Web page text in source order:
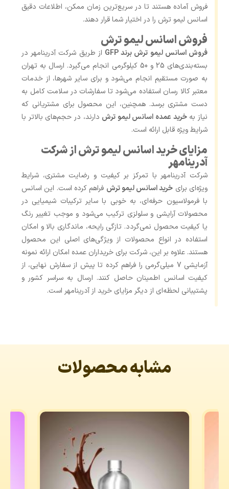
فروش آماده هستند تا در سریع‌ترین زمان ممکن، اطلاعات دقیق
اسانس لیمو ترش را در اختیار شما قرار دهند.
فروش اسانس لیمو ترش
فروش اسانس لیمو ترش برند GFP
از طریق شرکت آدرینامهر در
بسته‌بندی‌های 25 و 50 کیلوگرمی انجام می‌گیرد. ارسال به تهران
به‌ صورت مستقیم انجام می‌شود و برای سایر شهرها، از خدمات
معتبر کالا رسان استفاده می‌شود تا سفارشات در سلامت کامل به
دست مشتری برسد. همچنین، این محصول برای مشتریانی که
نیاز بهخرید عمده اسانس لیمو ترش دارند، در حجم‌های بالاتر با
شرایط ویژه قابل ارائه است.
مزایای خرید اسانس لیمو ترش از شرکت
آدرینامهر
شرکت آدرینامهر با تمرکز بر کیفیت و رضایت مشتری، شرایط
ویژه‌ای برای خرید اسانس لیمو ترش فراهم کرده است. این اسانس
با فرمولاسیون حرفه‌ای، به‌ خوبی با سایر ترکیبات شیمیایی در
محصولات آرایشی و سلولزی ترکیب می‌شود و موجب تغییر رنگ
یا کیفیت محصول نمی‌گردد. تازگی رایحه، ماندگاری بالا و امکان
استفاده در انواع محصولات از ویژگی‌های اصلی این محصول
هستند. علاوه بر این، شرکت برای خریداران عمده امکان ارائه نمونه
آزمایشی 7 میلی‌گرمی را فراهم کرده تا پیش از سفارش نهایی، از
کیفیت اسانس اطمینان حاصل کنند. ارسال به سراسر کشور و
پشتیبانی لحظه‌ای از دیگر مزایای خرید از آدرینامهر است.
مشابه محصولات